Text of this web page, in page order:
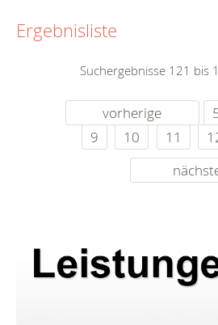
Ergebnisliste
Suchergebnisse 121 bis
vorherige
9
10 11